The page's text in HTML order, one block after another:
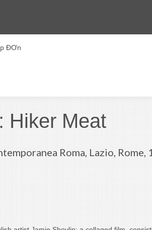
ĐƠn
Hiker Meat
Roma, Lazio,